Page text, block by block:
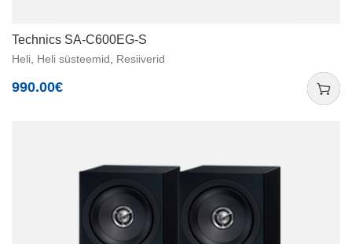
Technics SA-C600EG-S
Heli Heli süsteemid Resiiverid
990.00€